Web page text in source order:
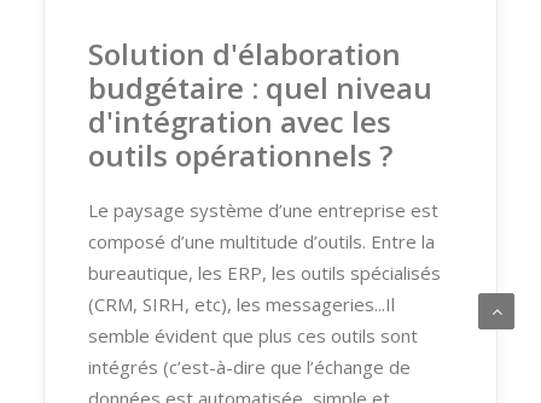
Solution d'élaboration
budgétaire : quel niveau
d'intégration avec les
outils opérationnels ?
Le paysage système d’une entreprise est
composé d’une multitude d’outils. Entre la
bureautique, les ERP, les outils spécialisés
(CRM, SIRH, etc), les messageries...Il
semble évident que plus ces outils sont
intégrés (c’est-à-dire que l’échange de